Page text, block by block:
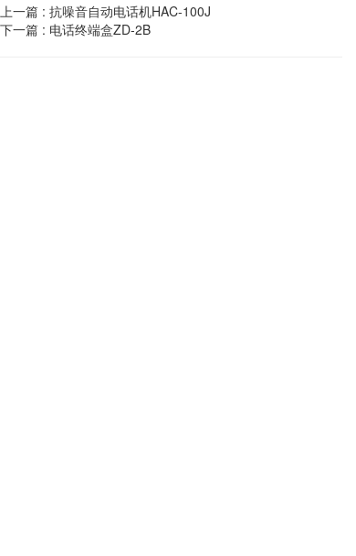
上一篇 : 抗噪音自动电话机HAC-100J
下一篇 : 电话终端盒ZD-2B